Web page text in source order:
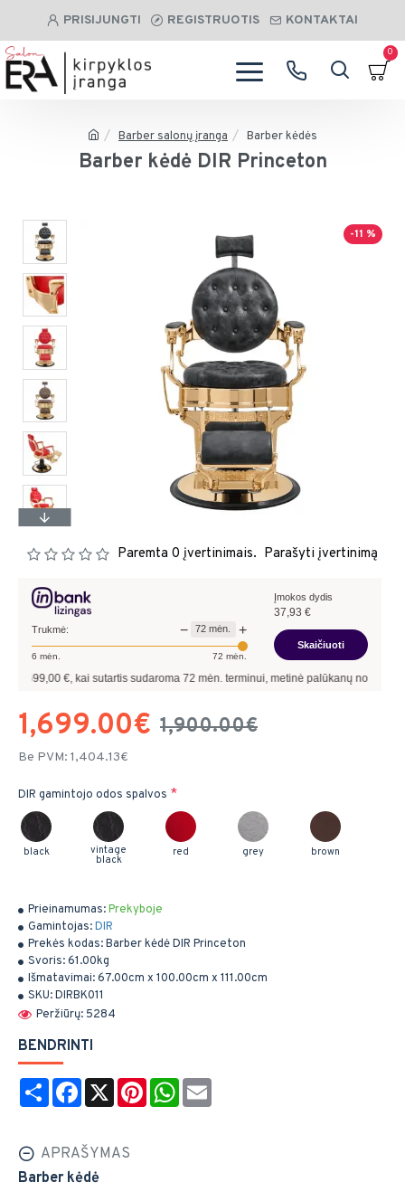
PRISIJUNGTI REGISTRUOTIS KONTAKTAI
0
Barber salonų įranga Barber kėdės
Barber kėdė DIR Princeton
-11 %
Prieinamumas:Prekyboje
Gamintojas:DIR
Prekės kodas:Barber kėdė DIR Princeton
Svoris:61.00kg
Išmatavimai:67.00cm x 100.00cm x 111.00cm
SKU:DIRBK011
Peržiūrų: 5284
Paremta 0 įvertinimais. Parašyti įvertinimą
1,699.00€ 1,900.00€
Be PVM: 1,404.13€
DIR gamintojo odos spalvos
black vintage
black
red grey brown
Trukmė: − 72 mėn. +
6 mėn. 72 mėn.
Įmokos dydis
37,93 €
Skaičiuoti
€, kai sutartis sudaroma72mėn. terminui, metinė palūkanų norma –9,90%
BENDRINTI
Share Facebook
X PinterestWhatsApp
APRAŠYMAS
Barber kėdė